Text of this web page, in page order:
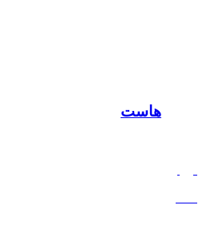
هاست